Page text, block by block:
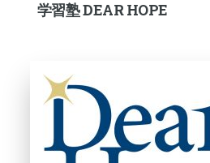
学習塾 DEAR HOPE